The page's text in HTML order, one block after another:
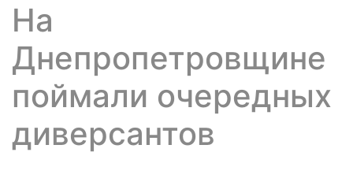
На
Днепропетровщине
поймали очередных
диверсантов